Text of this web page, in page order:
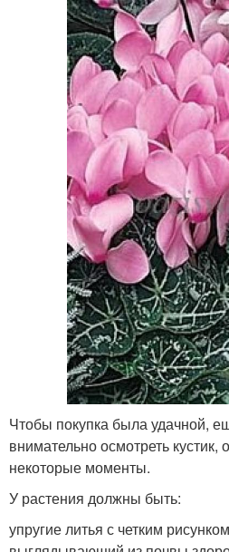
Чтобы покупка была удачной,
внимательно осмотреть
некоторые моменты.
У растения должны быть:
упругие литья с четким